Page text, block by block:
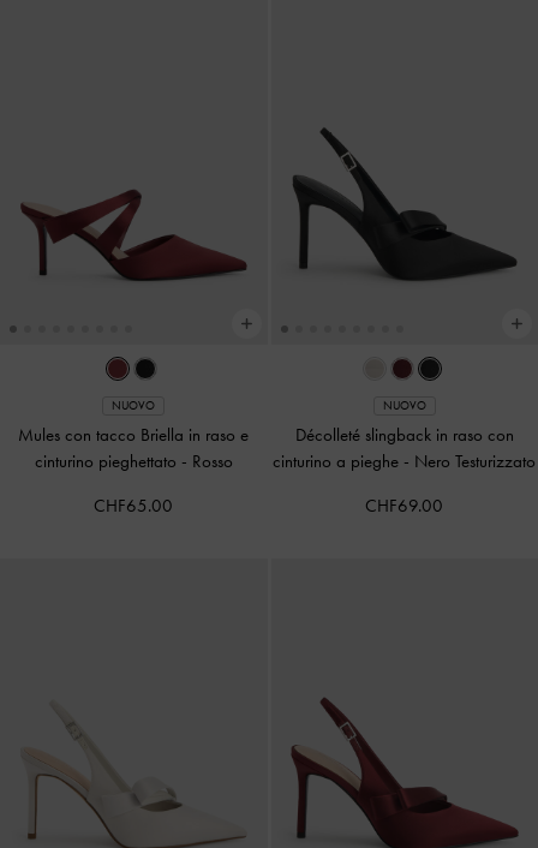
NUOVO
Mules con tacco Briella in raso e
cinturino pieghettato - Rosso
CHF65.00
NUOVO
Décolleté slingback in raso con
cinturino a pieghe - Nero Testurizzato
CHF69.00